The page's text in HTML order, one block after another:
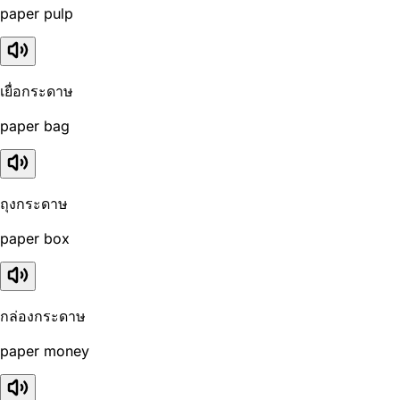
paper pulp
เยื่อกระดาษ
paper bag
ถุงกระดาษ
paper box
กล่องกระดาษ
paper money